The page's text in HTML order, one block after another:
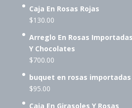
Caja En Rosas Rojas
$130.00
Arreglo En Rosas
Y Chocolates
$700.00
buquet en rosas importadas
$95.00
Caja En Girasoles Y Rosas